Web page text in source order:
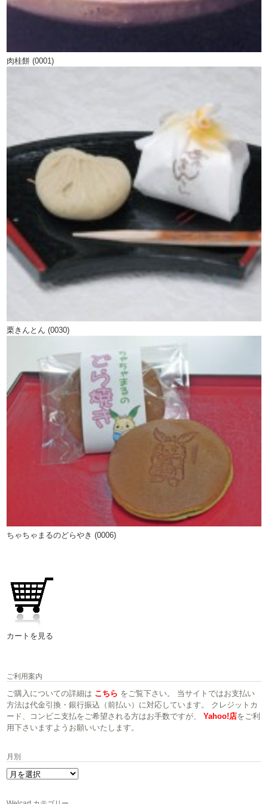
肉桂餅 (0001)
栗きんとん (0030)
ちゃちゃまるのどらやき (0006)
カートを見る
ご利用案内
ご購入についての詳細は こちら をご覧下さい。 当サイトではお支払い
方法は代金引換・銀行振込（前払い）に対応しています。 クレジットカ
ード、コンビニ支払をご希望される方はお手数ですが、Yahoo!店をご利
用下さいますようお願いいたします。
月別
月